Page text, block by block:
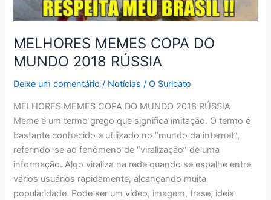
MELHORES MEMES COPA DO
MUNDO 2018 RÚSSIA
Deixe um comentário / Notícias /O Suricato
MELHORES MEMES COPA DO MUNDO 2018 RÚSSIA
Meme é um termo grego que significa imitação. O termo é
bastante conhecido e utilizado no “mundo da internet”,
referindo-se ao fenômeno de “viralização” de uma
informação. Algo viraliza na rede quando se espalhe entre
vários usuários rapidamente, alcançando muita
popularidade. Pode ser um vídeo, imagem, frase, ideia